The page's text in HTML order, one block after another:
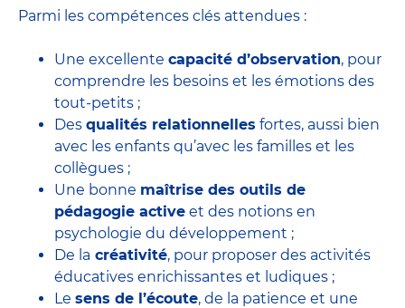
Parmi les compétences clés attendues :
Une excellente capacité d’observation, pour
comprendre les besoins et les émotions des
tout-petits ;
Des qualités relationnelles fortes, aussi bien
avec les enfants qu’avec les familles et les
collègues ;
Une bonne maîtrise des outils de
pédagogie active et des notions en
psychologie du développement ;
De la créativité, pour proposer des activités
éducatives enrichissantes et ludiques ;
Le sens de l’écoute, de la patience et une